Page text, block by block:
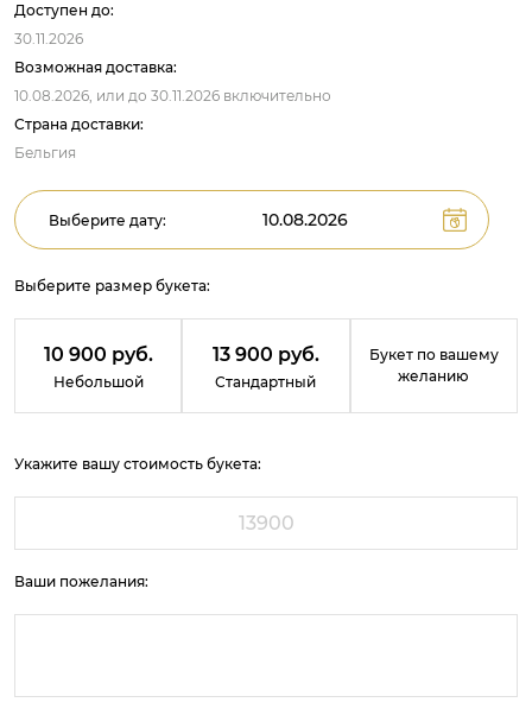
Доступен до:
30.11.2026
Возможная доставка:
10.08.2026, или до 30.11.2026 включительно
Страна доставки:
Бельгия
Выберите дату:
Выберите размер букета:
10 900 руб.
Небольшой
13 900 руб.
Стандартный
Букет по вашему
желанию
Укажите вашу стоимость букета:
Ваши пожелания: